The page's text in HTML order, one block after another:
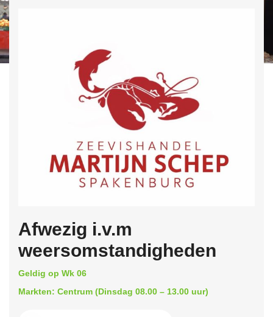
Afwezig i.v.m
weersomstandigheden
Geldig op Wk 06
Markten: Centrum (Dinsdag 08.00 – 13.00 uur)